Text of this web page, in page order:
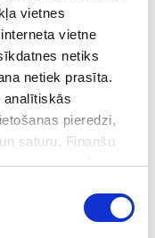
vietnes
vietne
netiks
netiek prasīta.
analītiskās
pieredzi,
saturu. Finanšu
pieejamašeit.
vadība tikšanās
sadarbības